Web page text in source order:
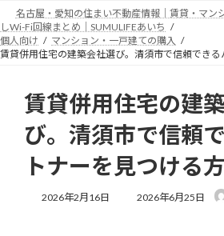
ン
テ
ン
ビ
ゲ
ー
名古屋・愛知の住まい不動産情報｜賃貸・マン
しWi-Fi回線まとめ｜SUMULIFEあいち
個人向け
マンション・一戸建ての購入
賃貸併用住宅の建築会社選び。清須市で信頼でき
賃貸併用住宅の建
び。清須市で信頼
トナーを見つける
2026年2月16日
最
2026年6月25日